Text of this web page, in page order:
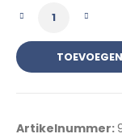
Artikelnummer: